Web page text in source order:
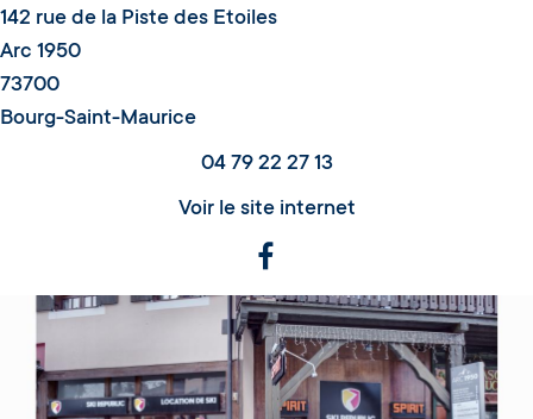
142 rue de la Piste des Etoiles
Arc 1950
73700
Bourg-Saint-Maurice
04 79 22 27 13
Voir le site internet